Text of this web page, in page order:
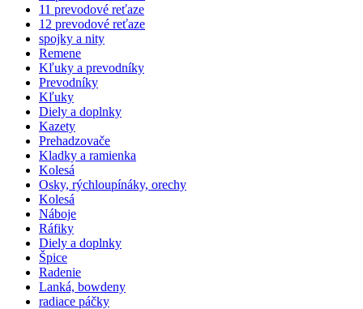
11 prevodové reťaze
12 prevodové reťaze
spojky a nity
Remene
Kľuky a prevodníky
Prevodníky
Kľuky
Diely a doplnky
Kazety
Prehadzovače
Kladky a ramienka
Kolesá
Osky, rýchloupínáky, orechy
Kolesá
Náboje
Ráfiky
Diely a doplnky
Špice
Radenie
Lanká, bowdeny
radiace páčky